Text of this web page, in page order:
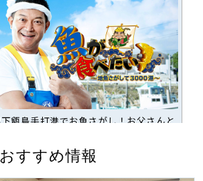
おすすめ情報